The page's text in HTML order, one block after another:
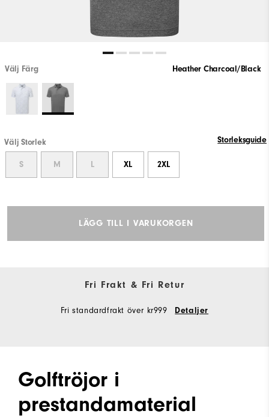
Välj Färg Heather Charcoal/Black
Välj Storlek Storleksguide
S M L XL 2XL
LÄGG TILL I VARUKORGEN
Fri Frakt & Fri Retur
Fri standardfrakt över kr999 Detaljer
Golftröjor i
prestandamaterial